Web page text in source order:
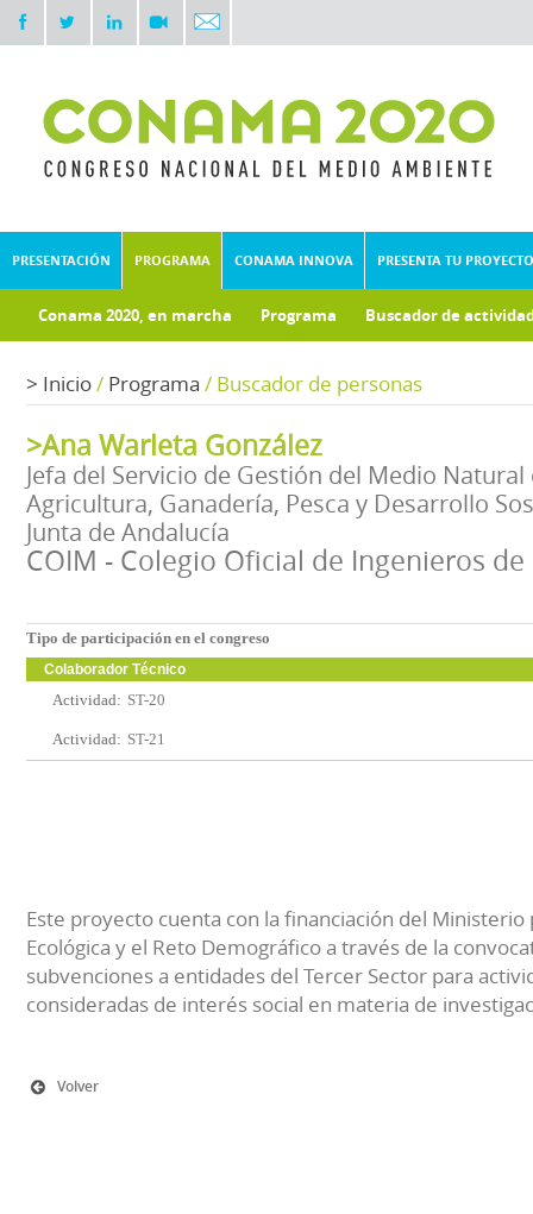
PRESENTACIÓN PROGRAMA CONAMA INNOVA PRESENTA TU PROYECTO
Conama 2020, en marcha Programa Buscador de
> Inicio/ Programa / Buscador de personas
>Ana Warleta González
Jefa del Servicio de Gestión del Medio
Agricultura, Ganadería, Pesca y Desarrollo
Junta de Andalucía
COIM - Colegio Oficial de Ingenieros
Tipo de participación en el congreso
Colaborador Técnico
Actividad: ST-20
Actividad: ST-21
Este proyecto cuenta con la financiación del Ministerio
Ecológica y el Reto Demográfico a través de la
subvenciones a entidades del Tercer Sector para
consideradas de interés social en materia de
Volver